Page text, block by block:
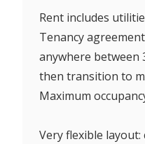
Rent includes
Tenancy
anywhere between
then transition to
Maximum
Very flexible layout: